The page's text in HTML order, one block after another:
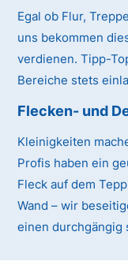
Egal ob Flur,
uns bekommen
verdienen. Tipp-
Bereiche stets
Flecken- und
Kleinigkeiten
Profis haben ein
Fleck auf dem
Wand – wir
einen durchgängig